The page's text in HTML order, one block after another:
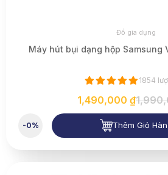
Đồ gia dụng
Máy hút bụi dạng hộp Samsung
1854
1,490,000 ₫
-0% Thêm Giỏ